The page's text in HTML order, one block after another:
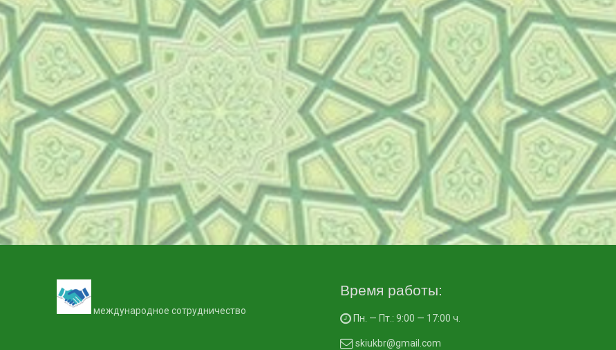
международное сотрудничество
Время работы:
Пн. — Пт.: 9:00 — 17:00 ч.
skiukbr@gmail.com